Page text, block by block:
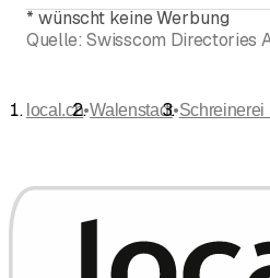
* wünscht keine Werbung
Quelle: Swisscom Directories
local.ch•Walenstadt•Schreinerei